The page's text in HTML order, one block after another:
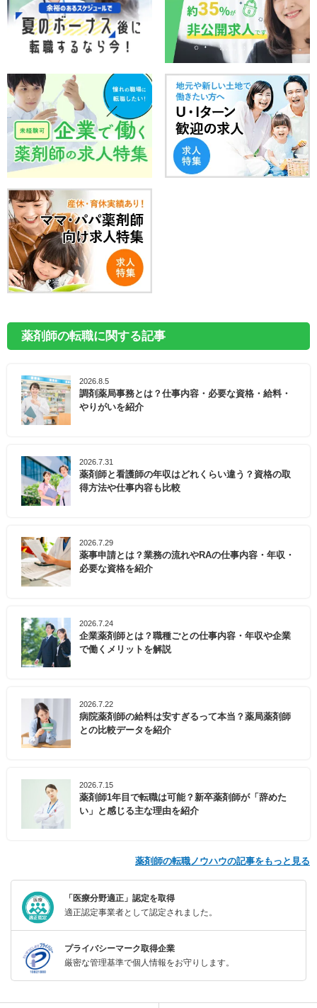
薬剤師の転職に関する記事
2026.8.5
調剤薬局事務とは？仕事内容・必要な資格・給料・
やりがいを紹介
2026.7.31
薬剤師と看護師の年収はどれくらい違う？資格の取
得方法や仕事内容も比較
2026.7.29
薬事申請とは？業務の流れやRAの仕事内容・年収・
必要な資格を紹介
2026.7.24
企業薬剤師とは？職種ごとの仕事内容・年収や企業
で働くメリットを解説
2026.7.22
病院薬剤師の給料は安すぎるって本当？薬局薬剤師
との比較データを紹介
2026.7.15
薬剤師1年目で転職は可能？新卒薬剤師が「辞めた
い」と感じる主な理由を紹介
薬剤師の転職ノウハウの記事をもっと見る
「医療分野適正」認定を取得
適正認定事業者として認定されました。
プライバシーマーク取得企業
厳密な管理基準で個人情報をお守りします。